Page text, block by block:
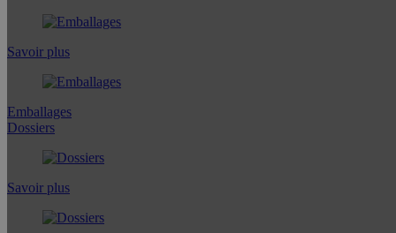
Savoir plus
Emballages
Dossiers
Savoir plus